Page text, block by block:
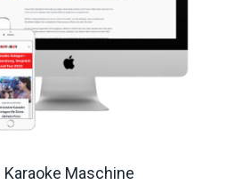
Maschine